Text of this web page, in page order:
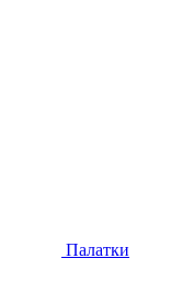
Палатки